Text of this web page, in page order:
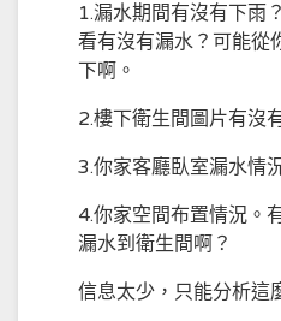
1.漏水期間有沒有下雨
看有沒有漏水？可能從
下啊。
2.樓下衛生間圖片有沒
3.你家客廳臥室漏水情
4.你家空間布置情況。
漏水到衛生間啊？
信息太少，只能分析這